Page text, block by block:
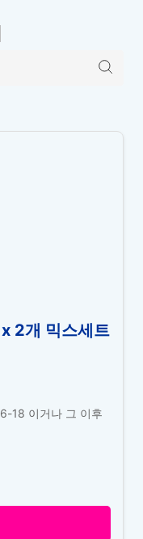
2개 믹스세트
18 이거나 그 이후